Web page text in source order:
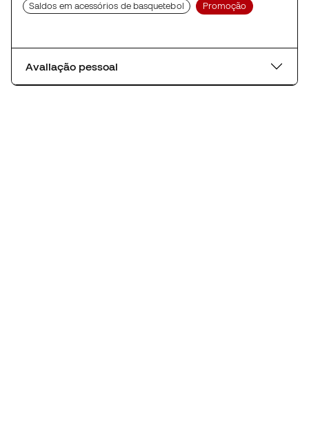
Saldos em acessórios de basquetebol Promoção
Avaliação pessoal